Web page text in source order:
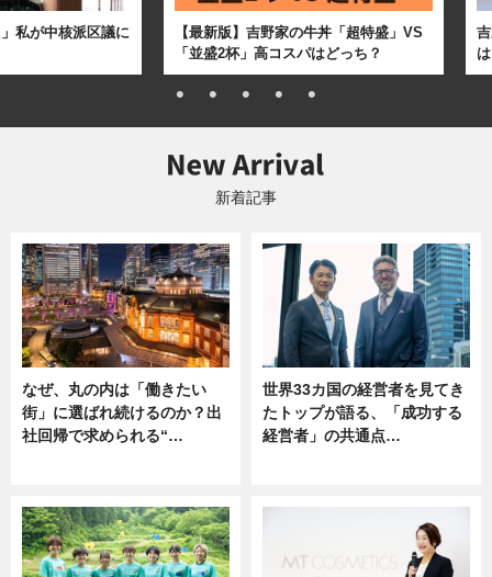
私が中核派区議に
【最新版】吉野家の牛丼「超特盛」VS
「並盛2杯」高コスパはどっち？
新着記事
なぜ、丸の内は「働きたい
街」に選ばれ続けるのか？出
社回帰で求められる“…
世界33カ国の経営者を見てき
たトップが語る、「成功する
経営者」の共通点…